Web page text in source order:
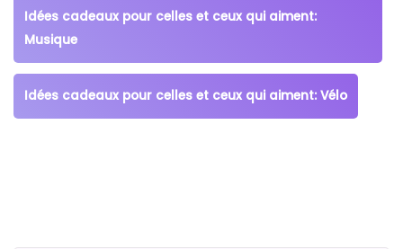
Idées cadeaux pour celles et ceux qui aiment:
Musique
Idées cadeaux pour celles et ceux qui aiment: Vélo